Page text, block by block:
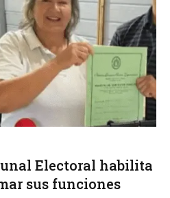
Electoral habilita
sus funciones